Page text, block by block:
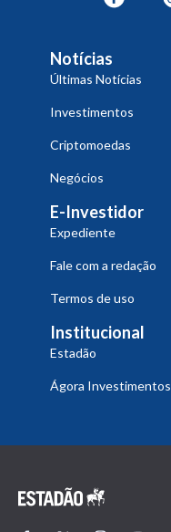
Notícias
Últimas Notícias
Investimentos
Criptomoedas
Negócios
E-Investidor
Expediente
Fale com a redação
Termos de uso
Institucional
Estadão
Ágora Investimentos